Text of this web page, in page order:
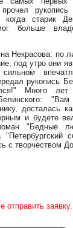
прочел
когда старик
больше
Некрасова: по
под утро они
рукопись
Много лет
досталась
и будете
"Бедные
с творчеством
заявку.